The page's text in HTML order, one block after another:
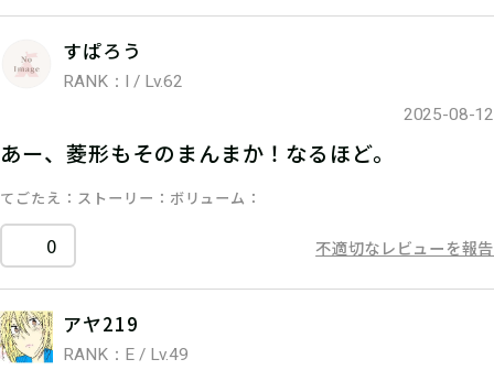
すぱろう
RANK：I / Lv.62
2025-08-12
あー、菱形もそのまんまか！なるほど。
てごたえ ストーリー ボリューム
0 不適切なレビューを報告
アヤ219
RANK：E / Lv.49